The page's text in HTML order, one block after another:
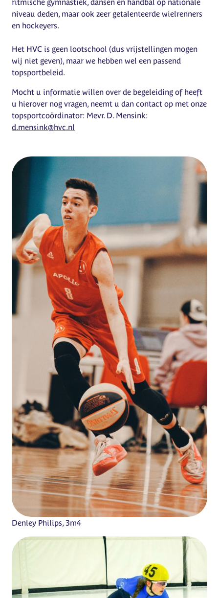
ritmische gymnastiek, dansen en handbal op nationale
niveau deden, maar ook zeer getalenteerde wielrenners
en hockeyers.
Het HVC is geen lootschool (dus vrijstellingen mogen
wij niet geven), maar we hebben wel een passend
topsportbeleid.
Mocht u informatie willen over de begeleiding of heeft
u hierover nog vragen, neemt u dan contact op met onze
topsportcoördinator: Mevr. D. Mensink:
d.mensink@hvc.nl
Denley Philips, 3m4